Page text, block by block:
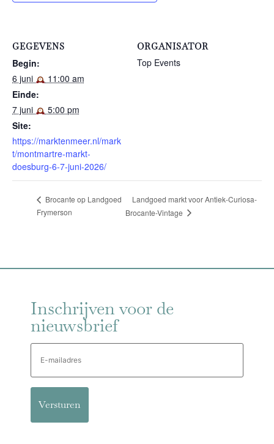
GEGEVENS
Begin:
6 juni
11:00 am
Einde:
7 juni
5:00 pm
Site:
https://marktenmeer.nl/mark
t/montmartre-markt-
doesburg-6-7-juni-2026/
ORGANISATOR
Top Events
Brocante op Landgoed
Frymerson
Landgoed markt voor Antiek-Curiosa-
Brocante-Vintage
Inschrijven voor de
nieuwsbrief
E-
mailadres